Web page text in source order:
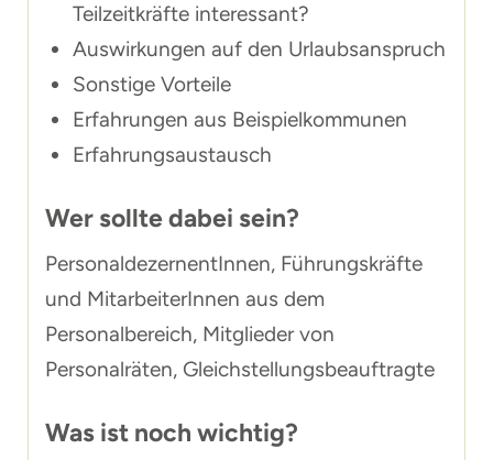
Teilzeitkräfte interessant?
Auswirkungen auf den Urlaubsanspruch
Sonstige Vorteile
Erfahrungen aus Beispielkommunen
Erfahrungsaustausch
Wer sollte dabei sein?
PersonaldezernentInnen, Führungskräfte
und MitarbeiterInnen aus dem
Personalbereich, Mitglieder von
Personalräten, Gleichstellungsbeauftragte
Was ist noch wichtig?